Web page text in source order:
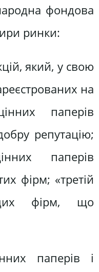
фондова
ринки:
який, у свою
на
паперів
репутацію;
паперів
фірм; «третій
фірм, що
паперів і